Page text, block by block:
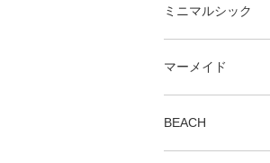
ミニマルシック
マーメイド
BEACH